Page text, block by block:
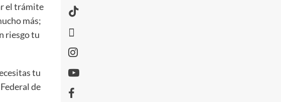
el trámite
más;
riesgo tu
tu
de
TikTok
Instagram
Youtube
Facebook